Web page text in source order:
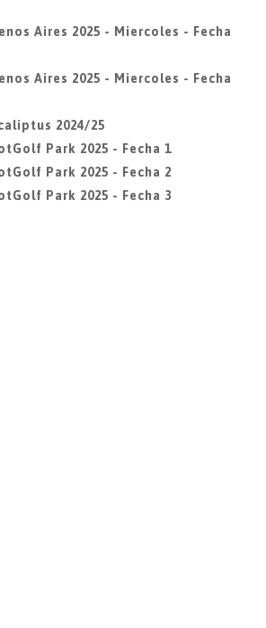
Aires 2025 - Miercoles - Fecha
Aires 2025 - Miercoles - Fecha
2024/25
Park 2025 - Fecha 1
Park 2025 - Fecha 2
Park 2025 - Fecha 3